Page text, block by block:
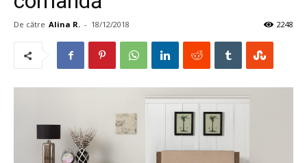
De către Alina R. - 18/12/2018 2248